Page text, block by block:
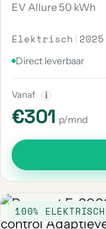
EV Allure 50 kWh
Elektrisch | 2025
Direct leverbaar
Vanaf i
€301 p/mnd
100% ELEKTRISCH